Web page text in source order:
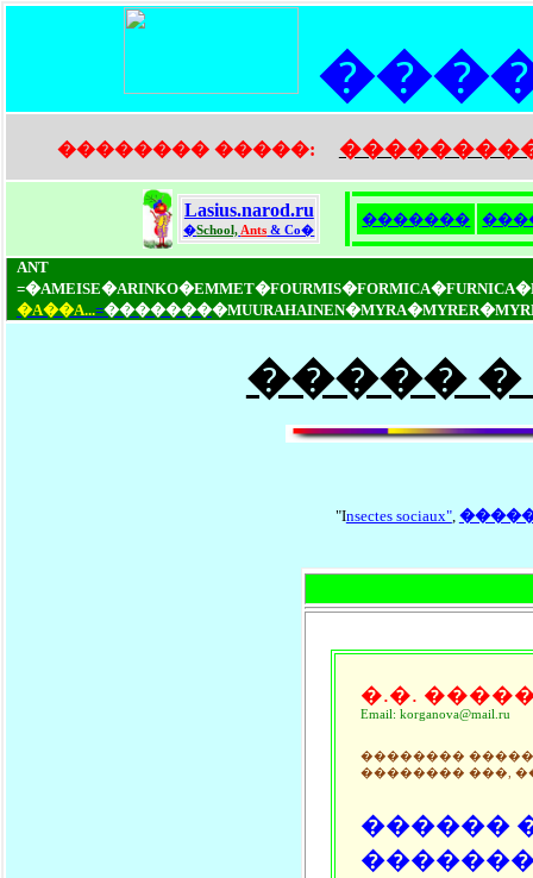
�������� �����:
Lasius.narod.ru
�School, Ants & Co�
�������
ANT
�A��A...=�������
����� �
"Insectes sociaux",
�.�.
Email: korganova@mail.ru
��������
�������� ���,
������